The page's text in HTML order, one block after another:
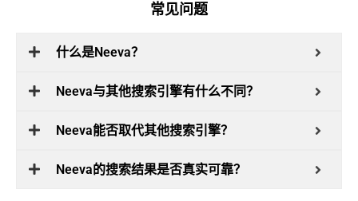
常见问题
什么是Neeva？
Neeva与其他搜索引擎有什么不同？
Neeva能否取代其他搜索引擎？
Neeva的搜索结果是否真实可靠？